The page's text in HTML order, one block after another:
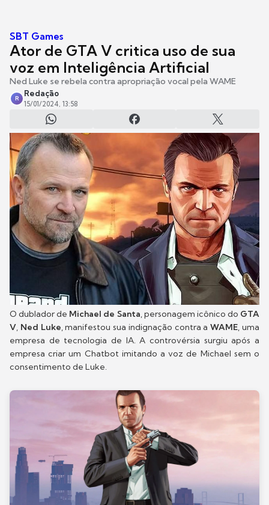
SBT Games
Ator de GTA V critica uso de sua
voz em Inteligência Artificial
Ned Luke se rebela contra apropriação vocal pela WAME
R
Redação
15/01/2024, 13:58
O dublador de Michael de Santa, personagem icônico do GTA
V, Ned Luke, manifestou sua indignação contra aWAME, uma
empresa de tecnologia de IA. A controvérsia surgiu após a
empresa criar um Chatbot imitando a voz de Michael sem o
consentimento de Luke.